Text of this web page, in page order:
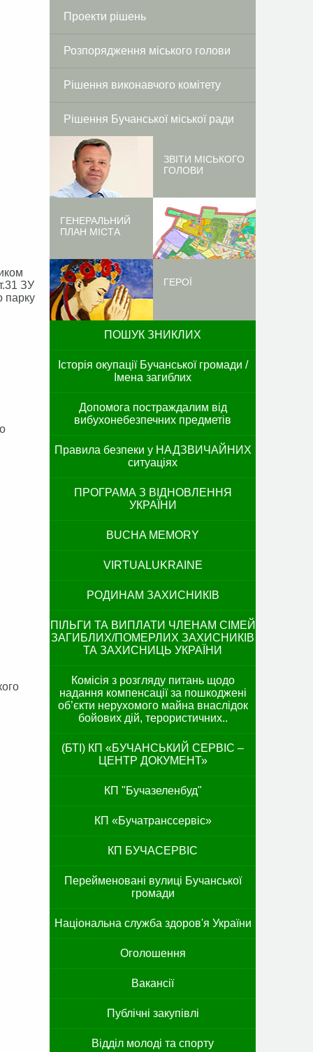
ЗУ
парку
Проекти рішень
Розпорядження міського голови
Рішення виконавчого комітету
Рішення Бучанської міської ради
ЗВІТИ МІСЬКОГО
ГОЛОВИ
ГЕНЕРАЛЬНИЙ
ПЛАН МІСТА
ГЕРОЇ
ПОШУК ЗНИКЛИХ
Історія окупації Бучанської громади /
Імена загиблих
Допомога постраждалим від
вибухонебезпечних предметів
Правила безпеки у НАДЗВИЧАЙНИХ
ситуаціях
ПРОГРАМА З ВІДНОВЛЕННЯ
УКРАЇНИ
BUCHA MEMORY
VIRTUALUKRAINE
РОДИНАМ ЗАХИСНИКІВ
ПІЛЬГИ ТА ВИПЛАТИ ЧЛЕНАМ СІМЕЙ
ЗАГИБЛИХ/ПОМЕРЛИХ ЗАХИСНИКІВ
ТА ЗАХИСНИЦЬ УКРАЇНИ
Комісія з розгляду питань щодо
надання компенсації за пошкоджені
об’єкти нерухомого майна внаслідок
бойових дій, терористичних..
(БТІ) КП «БУЧАНСЬКИЙ СЕРВІС –
ЦЕНТР ДОКУМЕНТ»
КП "Бучазеленбуд"
КП «Бучатранссервіс»
КП БУЧАСЕРВІС
Перейменовані вулиці Бучанської
громади
Національна служба здоров'я України
Оголошення
Вакансії
Публічні закупівлі
Відділ молоді та спорту